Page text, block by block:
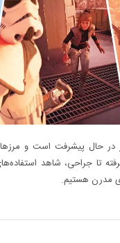
در حال پیشرفت است و
تا جراحی، شاهد
مدرن هستیم.